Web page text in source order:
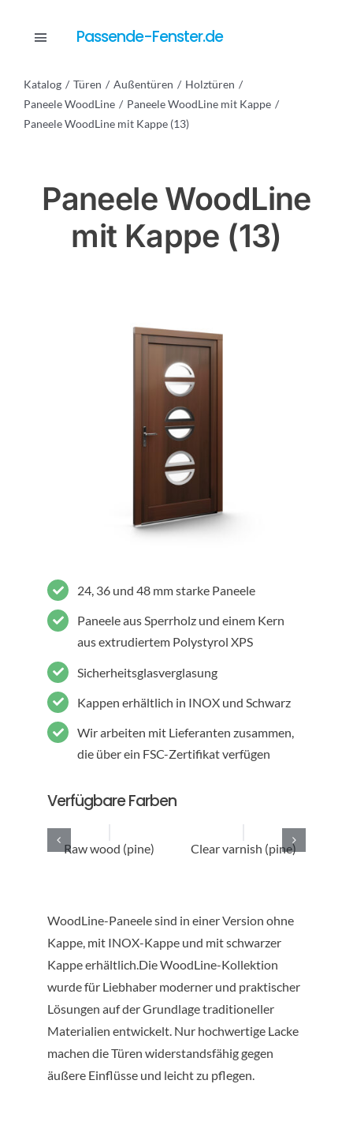
Toggle
Katalog
Anfrage
Passende-Fenster.de
Katalog Türen Außentüren
Holztüren
Paneele WoodLine
Paneele WoodLine mit Kappe
Paneele WoodLine mit Kappe (13)
Paneele WoodLine
mit Kappe (13)
24, 36 und 48 mm starke Paneele
Paneele aus Sperrholz und einem Kern
aus extrudiertem Polystyrol XPS
Sicherheitsglasverglasung
Kappen erhältlich in INOX und Schwarz
Wir arbeiten mit Lieferanten zusammen,
die über ein FSC-Zertifikat verfügen
Verfügbare Farben
Raw wood (pine) Clear varnish (pine)
WoodLine-Paneele sind in einer Version ohne
Kappe, mit INOX-Kappe und mit schwarzer
Kappe erhältlich.Die WoodLine-Kollektion
wurde für Liebhaber moderner und praktischer
Lösungen auf der Grundlage traditioneller
Materialien entwickelt. Nur hochwertige Lacke
machen die Türen widerstandsfähig gegen
äußere Einflüsse und leicht zu pflegen.